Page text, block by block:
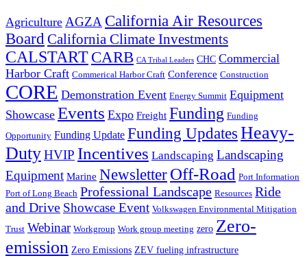
Agriculture AGZA California Air Resources
Board California Climate Investments
CALSTART CARB CA Tribal Leaders CHC Commercial
Harbor Craft Commerical Harbor Craft Conference Construction
CORE Demonstration Event Energy Summit Equipment
Showcase Events Expo Freight Funding Funding
Opportunity Funding Update Funding UpdatesHeavy-
DutyHVIP Incentives Landscaping Landscaping
Equipment Marine NewsletterOff-Road Port Information
Port of Long Beach Professional Landscape Resources Ride
and Drive Showcase Event Volkswagen Environmental Mitigation
Trust Webinar Workgroup Work group meeting zero Zero-
emission Zero Emissions ZEV fueling infrastructure